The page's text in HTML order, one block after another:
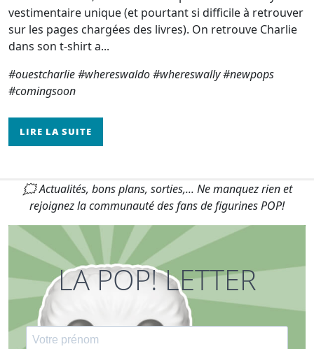
vestimentaire unique (et pourtant si difficile à retrouver
sur les pages chargées des livres). On retrouve Charlie
dans son t-shirt a...
#ouestcharlie #whereswaldo #whereswally #newpops
#comingsoon
LIRE LA SUITE
🗯 Actualités, bons plans, sorties,... Ne manquez rien et
rejoignez la communauté des fans de figurines POP!
LA POP! LETTER